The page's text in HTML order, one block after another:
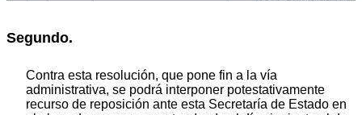
Segundo.
Contra esta resolución, que pone fin a la vía
administrativa, se podrá interponer potestativamente
recurso de reposición ante esta Secretaría de Estado en